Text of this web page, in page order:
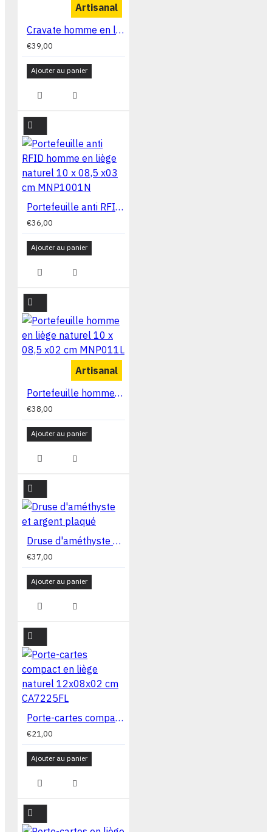
Artisanal
Cravate homme en liège naturel véritable 125cm
€39,00
Ajouter au panier
Portefeuille anti RFID homme en liège naturel 10 x 08,5 x03 cm MNP1001N
€36,00
Ajouter au panier
Artisanal
Portefeuille homme en liège naturel 10 x 08,5 x02 cm MNP011L
€38,00
Ajouter au panier
Druse d'améthyste et argent plaqué
€37,00
Ajouter au panier
Porte-cartes compact en liège naturel 12x08x02 cm CA7225FL
€21,00
Ajouter au panier